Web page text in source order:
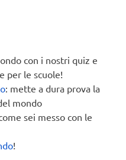
con i nostri quiz e
per le scuole!
: mette a dura prova la
mondo
sei messo con le
!